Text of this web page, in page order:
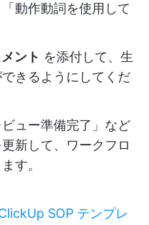
動作動詞を使用して
ント を添付して、生
きるようにしてくだ
ュー準備完了」など
新して、ワークフロ
す。
SOP テンプレ